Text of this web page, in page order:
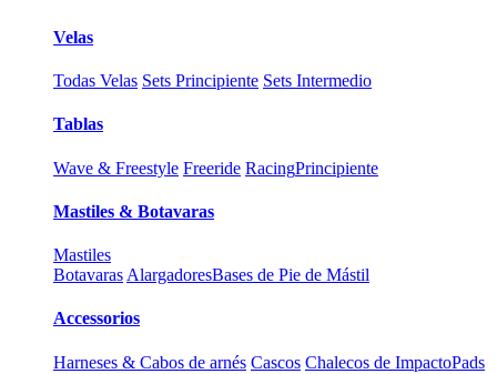
Velas
Todas Velas Sets Principiente Sets Intermedio
Tablas
Wave & Freestyle Freeride RacingPrincipiente
Mastiles & Botavaras
Mastiles
Botavaras AlargadoresBases de Pie de Mástil
Accessorios
Harneses & Cabos de arnés Cascos Chalecos de ImpactoPads